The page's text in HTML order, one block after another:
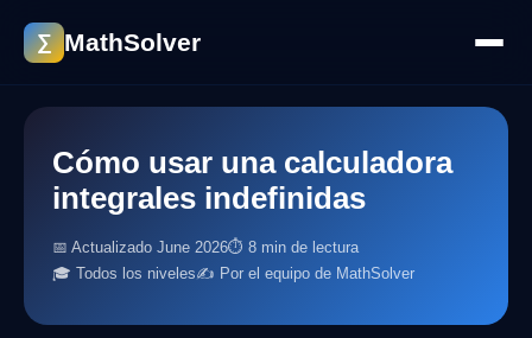
∑ MathSolver
Cómo usar una calculadora
integrales indefinidas
📅 Actualizado June 2026⏱ 8 min de lectura
🎓 Todos los niveles✍️ Por el equipo de MathSolver